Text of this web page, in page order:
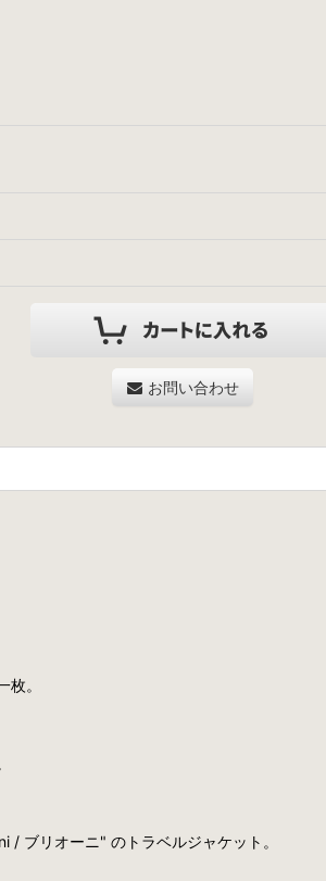
お問い合わせ
。
ブリオーニ" のトラベルジャケット。